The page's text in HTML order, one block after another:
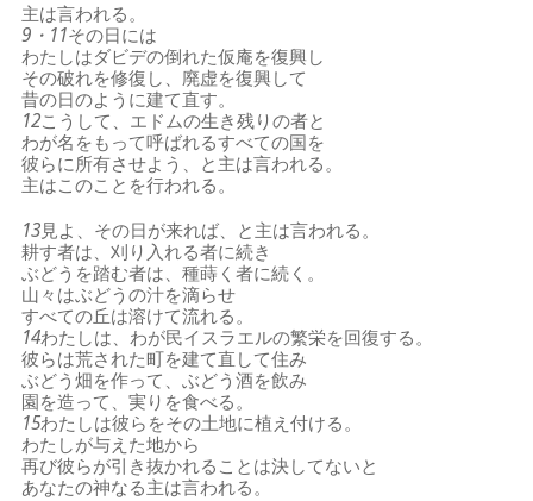
主は言われる。
9・11その日には
わたしはダビデの倒れた仮庵を復興し
その破れを修復し、廃虚を復興して
昔の日のように建て直す。
12こうして、エドムの生き残りの者と
わが名をもって呼ばれるすべての国を
彼らに所有させよう、と主は言われる。
主はこのことを行われる。
13見よ、その日が来れば、と主は言われる。
耕す者は、刈り入れる者に続き
ぶどうを踏む者は、種蒔く者に続く。
山々はぶどうの汁を滴らせ
すべての丘は溶けて流れる。
14わたしは、わが民イスラエルの繁栄を回復する。
彼らは荒された町を建て直して住み
ぶどう畑を作って、ぶどう酒を飲み
園を造って、実りを食べる。
15わたしは彼らをその土地に植え付ける。
わたしが与えた地から
再び彼らが引き抜かれることは決してないと
あなたの神なる主は言われる。